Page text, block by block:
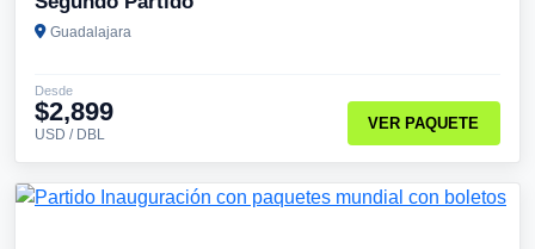
Guadalajara
Desde
$2,899
USD / DBL
VER PAQUETE